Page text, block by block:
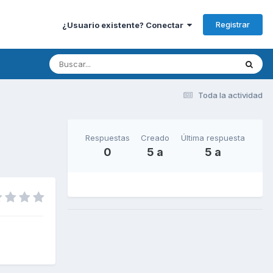
¿Usuario existente? Conectar Registrar
Toda la actividad
Respuestas
0
Creado
5 a
Última respuesta
5 a